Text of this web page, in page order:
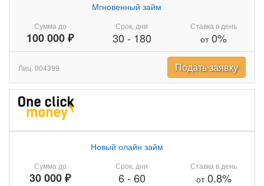
Сумма до
100 000 ₽
Мгновенный займ
Срок, дни
30 - 180
Ставка в день
от0%
Лиц. 004399 Подать заявку
Сумма до
30 000 ₽
Новый олайн займ
Срок, дни
6- 60
Ставка в день
от0.8%